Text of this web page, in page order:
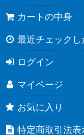
カートの中身
最近チェックし
ログイン
マイページ
お気に入り
特定商取引法表